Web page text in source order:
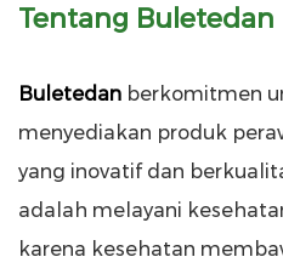
Tentang Buletedan
Buletedan berkomitmen
menyediakan produk
yang inovatif dan
adalah melayani
karena kesehatan